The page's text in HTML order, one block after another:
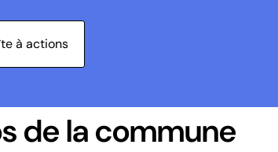
à actions
de la commune